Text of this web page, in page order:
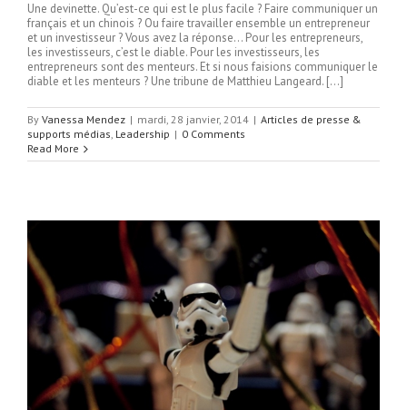
Une devinette. Qu’est-ce qui est le plus facile ? Faire communiquer un
français et un chinois ? Ou faire travailler ensemble un entrepreneur
et un investisseur ? Vous avez la réponse… Pour les entrepreneurs,
les investisseurs, c’est le diable. Pour les investisseurs, les
entrepreneurs sont des menteurs. Et si nous faisions communiquer le
diable et les menteurs ? Une tribune de Matthieu Langeard. […]
By Vanessa Mendez | mardi, 28 janvier, 2014 | Articles de presse &
supports médias, Leadership | 0 Comments
Read More